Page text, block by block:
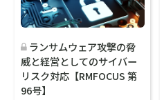
ランサムウェア攻撃の脅
威と経営としてのサイバー
リスク対応【RMFOCUS 第
96号】